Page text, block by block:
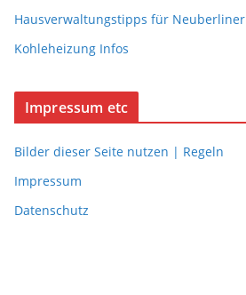
Hausverwaltungstipps für Neuberliner
Kohleheizung Infos
Impressum etc
Bilder dieser Seite nutzen | Regeln
Impressum
Datenschutz